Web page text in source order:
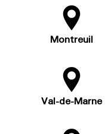
Montreuil
Val-de-Marne